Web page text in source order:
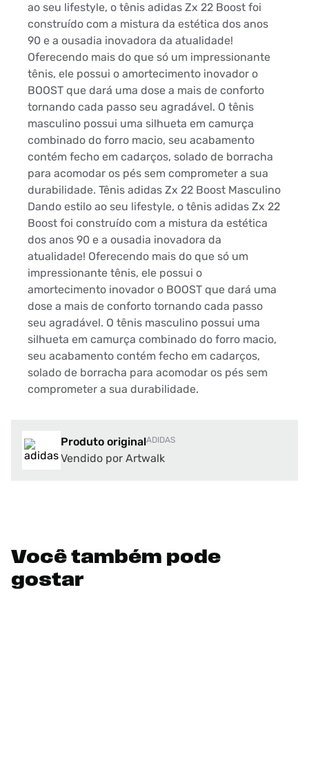
ao seu lifestyle, o tênis adidas Zx 22 Boost foi
construído com a mistura da estética dos anos
90 e a ousadia inovadora da atualidade!
Oferecendo mais do que só um impressionante
tênis, ele possui o amortecimento inovador o
BOOST que dará uma dose a mais de conforto
tornando cada passo seu agradável. O tênis
masculino possui uma silhueta em camurça
combinado do forro macio, seu acabamento
contém fecho em cadarços, solado de borracha
para acomodar os pés sem comprometer a sua
durabilidade. Tênis adidas Zx 22 Boost Masculino
Dando estilo ao seu lifestyle, o tênis adidas Zx 22
Boost foi construído com a mistura da estética
dos anos 90 e a ousadia inovadora da
atualidade! Oferecendo mais do que só um
impressionante tênis, ele possui o
amortecimento inovador o BOOST que dará uma
dose a mais de conforto tornando cada passo
seu agradável. O tênis masculino possui uma
silhueta em camurça combinado do forro macio,
seu acabamento contém fecho em cadarços,
solado de borracha para acomodar os pés sem
comprometer a sua durabilidade.
Produto originalADIDAS
Vendido por Artwalk
Você também pode
gostar